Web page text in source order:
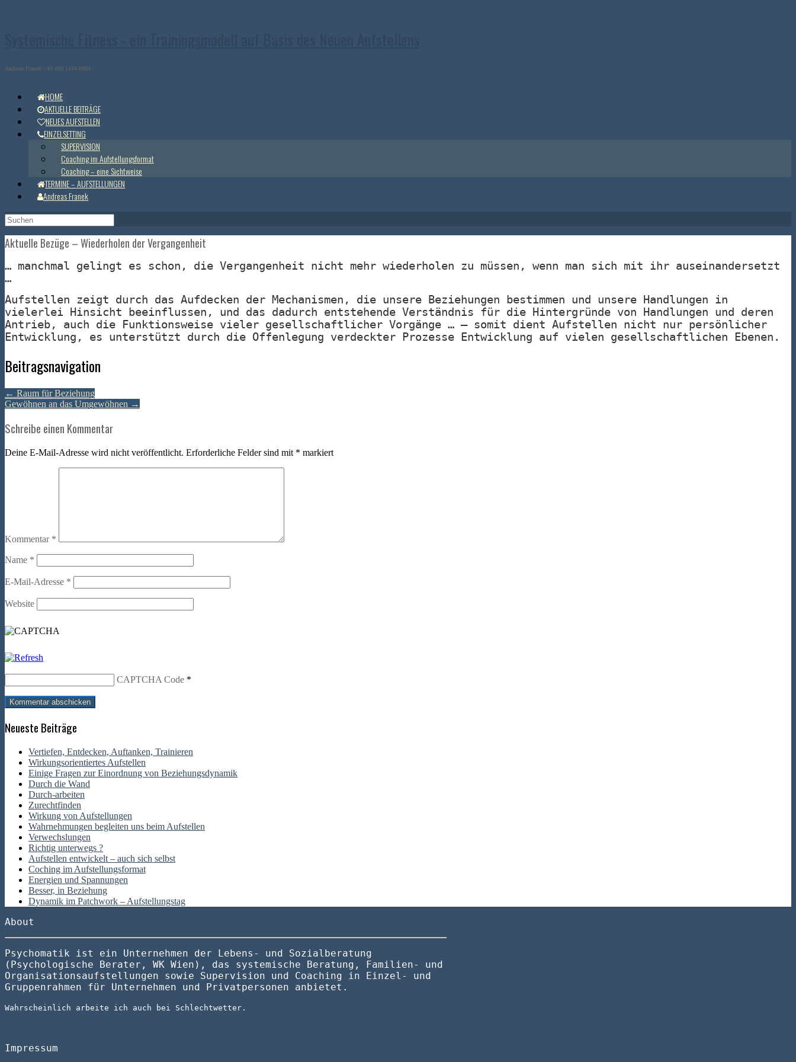
Andreas Franek +43 699 1434 8984
HOME
AKTUELLE BEITRÄGE
NEUES AUFSTELLEN
EINZELSETTING
SUPERVISION
Coaching im Aufstellungsformat
Coaching – eine Sichtweise
TERMINE – AUFSTELLUNGEN
Andreas Franek
Suchen
nach:
Aktuelle Bezüge – Wiederholen der Vergangenheit
… manchmal gelingt es schon, die Vergangenheit nicht mehr wiederholen zu müssen, wenn man sich mit ihr auseinandersetzt
…
Aufstellen zeigt durch das Aufdecken der Mechanismen, die unsere Beziehungen bestimmen und unsere Handlungen in
vielerlei Hinsicht beeinflussen, und das dadurch entstehende Verständnis für die Hintergründe von Handlungen und deren
Antrieb, auch die Funktionsweise vieler gesellschaftlicher Vorgänge … – somit dient Aufstellen nicht nur persönlicher
Entwicklung, es unterstützt durch die Offenlegung verdeckter Prozesse Entwicklung auf vielen gesellschaftlichen Ebenen.
Beitragsnavigation
← Raum für Beziehung
Gewöhnen an das Umgewöhnen →
Schreibe einen Kommentar
Deine E-Mail-Adresse wird nicht veröffentlicht. Erforderliche Felder sind mit * markiert
Kommentar *
Name *
E-Mail-Adresse *
Website
CAPTCHA Code *
Neueste Beiträge
Vertiefen, Entdecken, Auftanken, Trainieren
Wirkungsorientiertes Aufstellen
Einige Fragen zur Einordnung von Beziehungsdynamik
Durch die Wand
Durch-arbeiten
Zurechtfinden
Wirkung von Aufstellungen
Wahrnehmungen begleiten uns beim Aufstellen
Verwechslungen
Richtig unterwegs ?
Aufstellen entwickelt – auch sich selbst
Coching im Aufstellungsformat
Energien und Spannungen
Besser, in Beziehung
Dynamik im Patchwork – Aufstellungstag
About
Psychomatik ist ein Unternehmen der Lebens- und Sozialberatung
(Psychologische Berater, WK Wien), das systemische Beratung, Familien- und
Organisationsaufstellungen sowie Supervision und Coaching in Einzel- und
Gruppenrahmen für Unternehmen und Privatpersonen anbietet.
Wahrscheinlich arbeite ich auch bei Schlechtwetter.
Impressum